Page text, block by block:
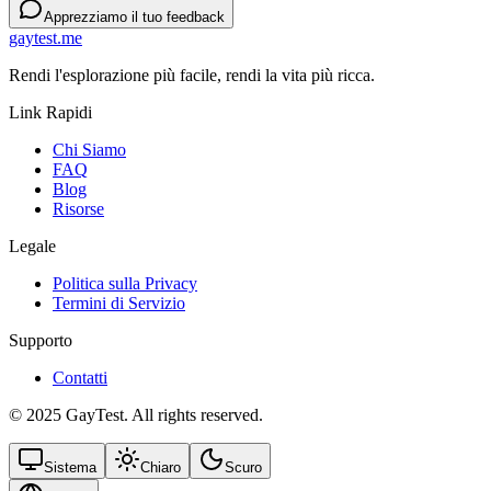
Apprezziamo il tuo feedback
gaytest.me
Rendi l'esplorazione più facile, rendi la vita più ricca.
Link Rapidi
Chi Siamo
FAQ
Blog
Risorse
Legale
Politica sulla Privacy
Termini di Servizio
Supporto
Contatti
© 2025 GayTest. All rights reserved.
Sistema Chiaro Scuro